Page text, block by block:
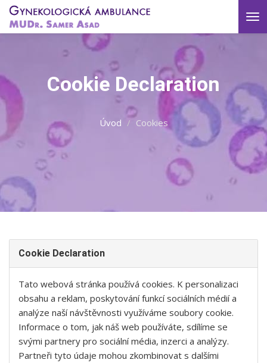
Cookie Declaration
Úvod Cookies
Cookie Declaration
Tato webová stránka používá cookies. K personalizaci
obsahu a reklam, poskytování funkcí sociálních médií a
analýze naší návštěvnosti využíváme soubory cookie.
Informace o tom, jak náš web používáte, sdílíme se
svými partnery pro sociální média, inzerci a analýzy.
Partneři tyto údaje mohou zkombinovat s dalšími